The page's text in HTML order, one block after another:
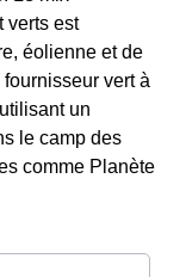
verts est
éolienne et de
vert à
un
le camp des
comme Planète